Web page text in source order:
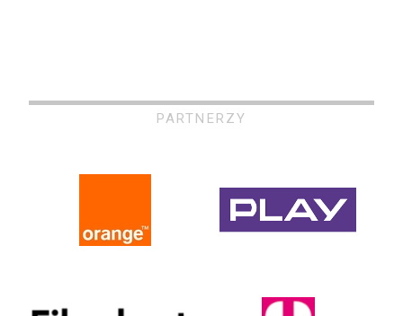
PARTNERZY